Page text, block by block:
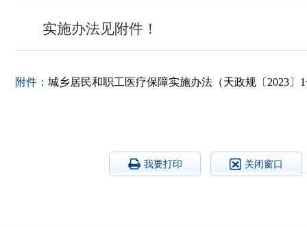
实施办法见附件！
附件： 城乡居民和职工医疗保障实施办法（天政规〔2023〕
我要打印 关闭窗口